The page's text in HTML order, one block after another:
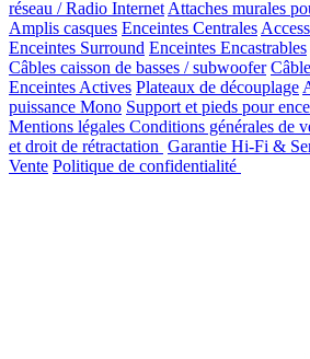
réseau / Radio Internet Attaches murales
Amplis casques Enceintes Centrales
Enceintes Surround Enceintes Encastrables
Câbles caisson de basses / subwoofer
Enceintes Actives Plateaux de découplage
puissance Mono Support et pieds pour
Mentions légales Conditions générales de
et droit de rétractation Garantie Hi-Fi &
Vente Politique de confidentialité